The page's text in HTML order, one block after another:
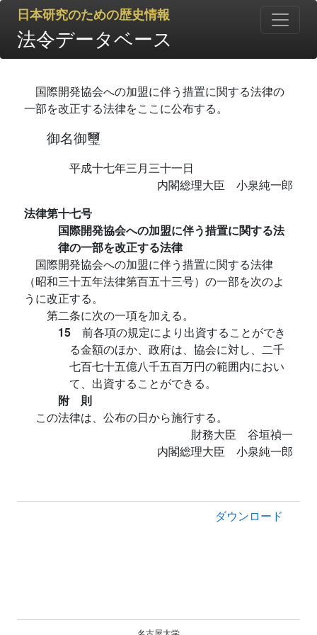
日本研究のための歴史情報
法令データベース
国際開発協会への加盟に伴う措置に関する法律の
一部を改正する法律をここに公布する。
御名御璽
平成十七年三月三十一日
内閣総理大臣 小泉純一郎
法律第十七号
国際開発協会への加盟に伴う措置に関する法
律の一部を改正する法律
国際開発協会への加盟に伴う措置に関する法律
（昭和三十五年法律第百五十三号）の一部を次のよ
うに改正する。
第二条に次の一項を加える。
15 前各項の規定により出資することができ
る金額のほか、政府は、協会に対し、二千
七百七十五億八千五百万円の範囲内におい
て、出資することができる。
附 則
この法律は、公布の日から施行する。
財務大臣 谷垣禎一
内閣総理大臣 小泉純一郎
ダウンロード